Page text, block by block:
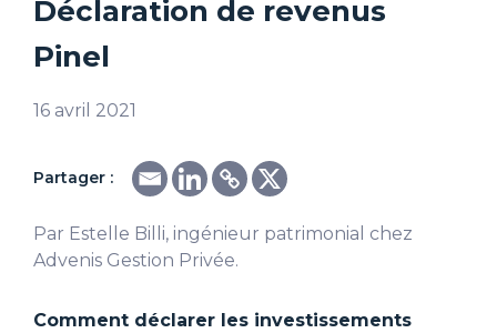
Déclaration de revenus
Pinel
16 avril 2021
Partager :
Par Estelle Billi, ingénieur patrimonial chez
Advenis Gestion Privée.
Comment déclarer les investissements